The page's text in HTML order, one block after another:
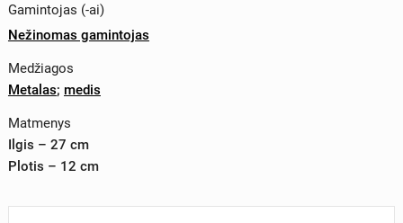
Gamintojas (-ai)
Nežinomas gamintojas
Medžiagos
Metalas; medis
Matmenys
Ilgis – 27 cm
Plotis – 12 cm